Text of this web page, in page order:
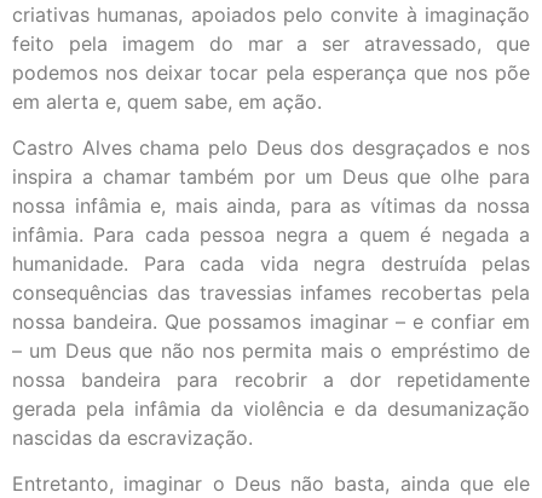
criativas humanas, apoiados pelo convite à imaginação
feito pela imagem do mar a ser atravessado, que
podemos nos deixar tocar pela esperança que nos põe
em alerta e, quem sabe, em ação.
Castro Alves chama pelo Deus dos desgraçados e nos
inspira a chamar também por um Deus que olhe para
nossa infâmia e, mais ainda, para as vítimas da nossa
infâmia. Para cada pessoa negra a quem é negada a
humanidade. Para cada vida negra destruída pelas
consequências das travessias infames recobertas pela
nossa bandeira. Que possamos imaginar – e confiar em
– um Deus que não nos permita mais o empréstimo de
nossa bandeira para recobrir a dor repetidamente
gerada pela infâmia da violência e da desumanização
nascidas da escravização.
Entretanto, imaginar o Deus não basta, ainda que ele